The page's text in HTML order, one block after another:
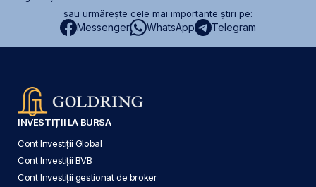
sau urmărește cele mai importante știri pe:
Messenger WhatsApp Telegram
INVESTIȚII LA BURSA
Cont Investiții Global
Cont Investiții BVB
Cont Investiții gestionat de broker